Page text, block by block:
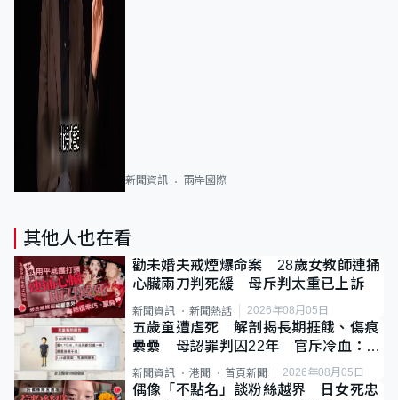
新聞資訊 兩岸國際
其他人也在看
勸未婚夫戒煙爆命案 28歲女教師連捅
心臟兩刀判死緩 母斥判太重已上訴
新聞資訊 新聞熱話 2026年08月05日
五歲童遭虐死｜解剖揭長期捱餓、傷痕
纍纍 母認罪判囚22年 官斥冷血：同
類案最惡劣
新聞資訊 港聞 首頁新聞 2026年08月05日
偶像「不點名」談粉絲越界 日女死忠